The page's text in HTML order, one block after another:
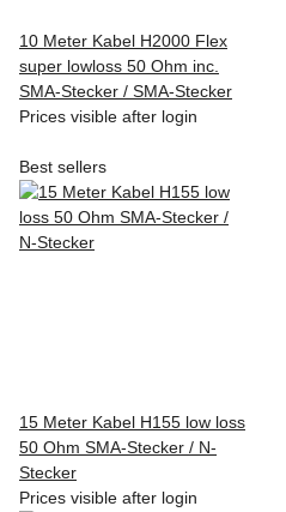
10 Meter Kabel H2000 Flex
super lowloss 50 Ohm inc.
SMA-Stecker / SMA-Stecker
Prices visible after login
Best sellers
15 Meter Kabel H155 low loss
50 Ohm SMA-Stecker / N-
Stecker
Prices visible after login